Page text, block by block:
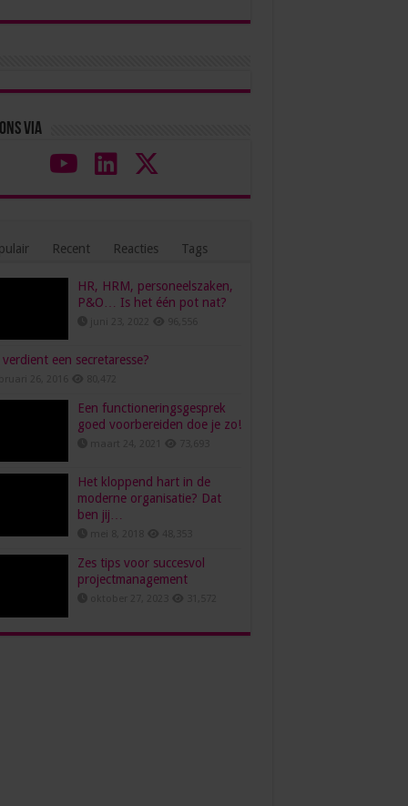
via
Recent Reacties Tags
HR, HRM, personeelszaken,
P&O… Is het één pot nat?
een secretaresse?
Een functioneringsgesprek
goed voorbereiden doe je zo!
Het kloppend hart in de
moderne organisatie? Dat
ben jij…
Zes tips voor succesvol
projectmanagement